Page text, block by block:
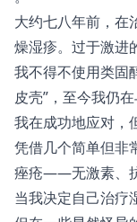
大约七八年前，在
燥湿疹。过于激进
我不得不使用类固
皮壳”，至今我仍
我在成功地应对，
凭借几个简单但非
痤疮——无激素、
当我决定自己治疗